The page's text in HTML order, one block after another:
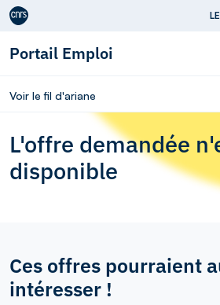
Aller au contenu
Portail Emploi
Voir le fil d'ariane
L'offre demandée
disponible
Ces offres pourraient
intéresser !